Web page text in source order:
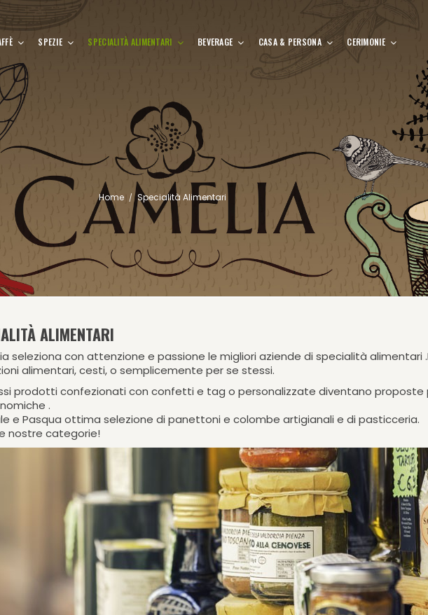
SPEZIE SPECIALITÀ ALIMENTARI BEVERAGE CASA & PERSONA CERIMONIE
Home Specialità Alimentari
ALIMENTARI
seleziona con attenzione e passione le migliori aziende di specialità
alimentari, cesti, o semplicemente per se stessi.
prodotti confezionati con confetti e tag o personalizzate diventano proposte
.
e Pasqua ottima selezione di panettoni e colombe artigianali e di pasticceria.
nostre categorie!